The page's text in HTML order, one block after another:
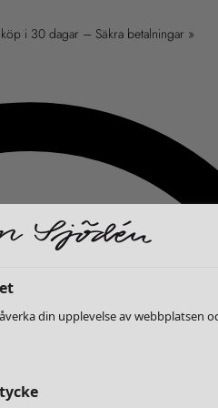
i 30 dagar – Säkra betalningar »
din upplevelse av webbplatsen